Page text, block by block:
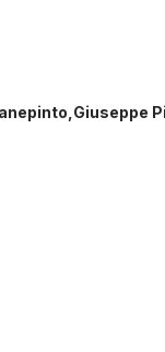
Giuseppe